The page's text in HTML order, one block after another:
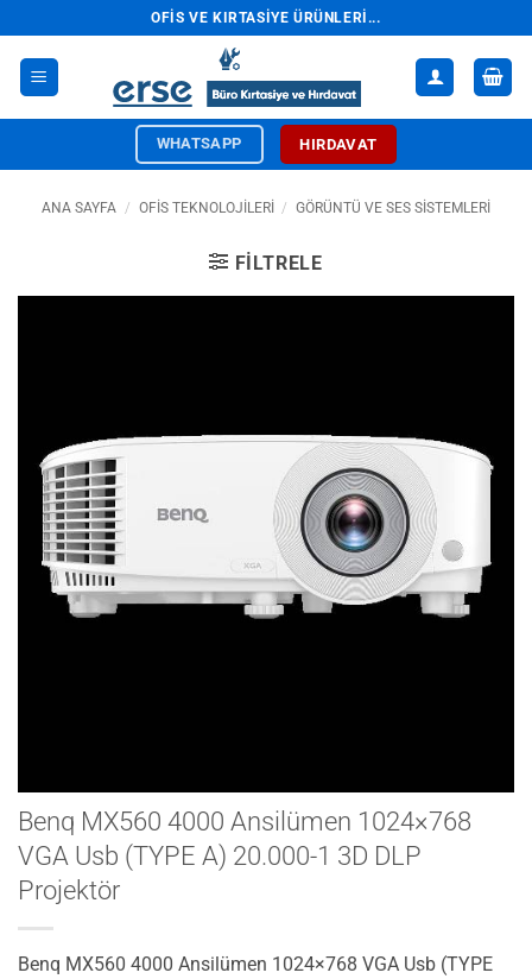
atla
OFIS VE KIRTASIYE ÜRÜNLERI...
WHATSAPP HIRDAVAT
ANA SAYFA / OFİS TEKNOLOJİLERİ / GÖRÜNTÜ VE SES SISTEMLERI
FILTRELE
Benq MX560 4000 Ansilümen 1024×768
VGA Usb (TYPE A) 20.000-1 3D DLP
Projektör
Benq MX560 4000 Ansilümen 1024×768 VGA Usb (TYPE